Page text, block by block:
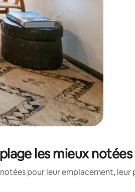
les mieux notées
pour leur emplacement,